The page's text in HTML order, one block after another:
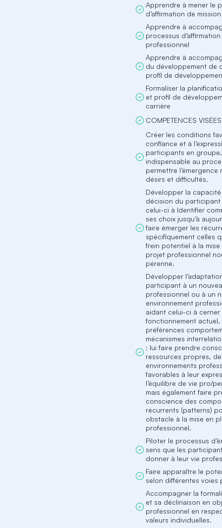
Apprendre à mener le
d’aﬃrmation de
Apprendre à
processus
professionnel
Apprendre à
du développement de
profil de
Formaliser la
et profil de
carrière
COMPETENCES
Créer les conditions
confiance et à
participants en
indispensable au
permettre l’émergence
désirs et difficultés.
Développer la
décision du
celui-ci à Identifier
ses choix jusqu’à
faire émerger les
spécifiquement celles
frein potentiel à la mise
projet professionnel
pérenne.
Développer
participant à un
professionnel ou à un
environnement
aidant celui-ci à
fonctionnement actuel,
préférences
mécanismes
: lui faire prendre
ressources propres,
environnements
favorables à leur
l’équilibre de vie pro/
mais également faire
conscience des
récurrents (patterns)
obstacle à la mise en
professionnel.
Piloter le processus
sens que les
donner à leur vie
Faire apparaître le
selon différentes voies
Accompagner la
et sa déclinaison en
professionnel en
valeurs individuelles.